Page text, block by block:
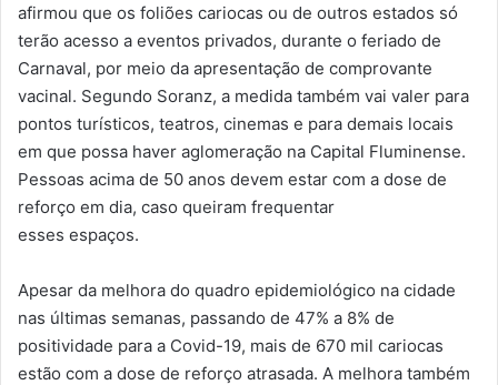
afirmou que os foliões cariocas ou de outros estados só
terão acesso a eventos privados, durante o feriado de
Carnaval, por meio da apresentação de comprovante
vacinal. Segundo Soranz, a medida também vai valer para
pontos turísticos, teatros, cinemas e para demais locais
em que possa haver aglomeração na Capital Fluminense.
Pessoas acima de 50 anos devem estar com a dose de
reforço em dia, caso queiram frequentar
esses espaços.
Apesar da melhora do quadro epidemiológico na cidade
nas últimas semanas, passando de 47% a 8% de
positividade para a Covid-19, mais de 670 mil cariocas
estão com a dose de reforço atrasada. A melhora também